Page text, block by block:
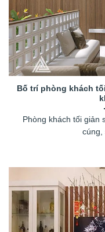
Bố trí phòng khách
Phòng khách tối giản
cúng,